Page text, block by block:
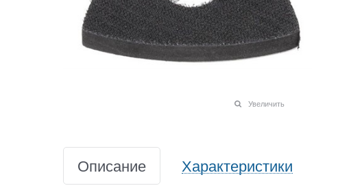
Увеличить
Описание Характеристики